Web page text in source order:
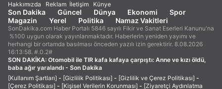
Hakkımızda Reklam İletişim Künye
Son Dakika Güncel Dünya Ekonomi
Spor
Magazin
Yerel Politika Namaz Vakitleri
SonDakika.com Haber Portalı 5846 sayılı Fikir ve Sanat Eserleri Kanunu'na
%100 uygun olarak yayınlanmaktadır. Haberlerin yeniden yayımı ve
herhangi bir ortamda basılması önceden yazılı izin gerektirir. 8.08.2026
16:13:58. #.0.2#
SON DAKİKA: Otomobil ile TIR kafa kafaya çarpıştı: Anne ve kızı öldü,
baba ağır yaralandı - Son Dakika
[Kullanım Şartları] - [Gizlilik Politikası] - [Gizlilik ve Çerez Politikası] -
[Çerez Politikası] - [Kişisel Verilerin Korunması] - [Ziyaretçi Aydınlatma